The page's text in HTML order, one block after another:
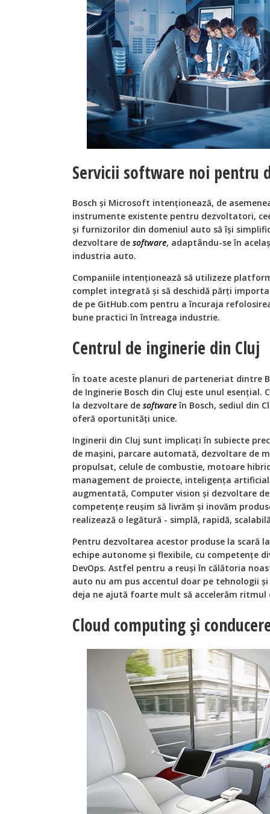
Servicii software noi pentru
Bosch și Microsoft intenționează, de
instrumente existente pentru dezvoltatori,
și furnizorilor din domeniul auto să își
dezvoltare de software, adaptându-se în
industria auto.
Companiile intenționează să utilizeze
complet integrată și să deschidă părți
de pe GitHub.com pentru a încuraja
bune practici în întreaga industrie.
Centrul de inginerie din Cluj
În toate aceste planuri de parteneriat dintre
de Inginerie Bosch din Cluj este unul
la dezvoltare de softwareîn Bosch, sediul din
oferă oportunități unice.
Inginerii din Cluj sunt implicați în subiecte
de mașini, parcare automată, dezvoltare de
propulsat, celule de combustie, motoare
management de proiecte, inteligența
augmentată, Computer vision și dezvoltare
competențe reușim să livrăm și inovăm
realizează o legătură - simplă, rapidă,
Pentru dezvoltarea acestor produse la scară
echipe autonome și flexibile, cu competențe
DevOps. Astfel pentru a reuși în călătoria
auto nu am pus accentul doar pe tehnologii și
deja ne ajută foarte mult să accelerăm ritmul
Cloud computing și